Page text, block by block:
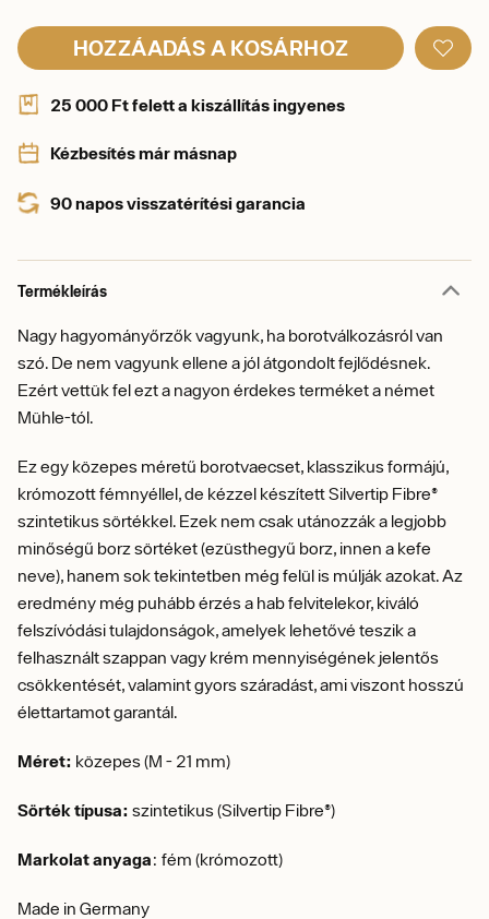
HOZZÁADÁS A KOSÁRHOZ
25 000 Ft felett a kiszállítás ingyenes
Kézbesítés már másnap
90 napos visszatérítési garancia
Termékleírás
Nagy hagyományőrzők vagyunk, ha borotválkozásról van
szó. De nem vagyunk ellene a jól átgondolt fejlődésnek.
Ezért vettük fel ezt a nagyon érdekes terméket a német
Mühle-tól.
Ez egy közepes méretű borotvaecset, klasszikus formájú,
krómozott fémnyéllel, de kézzel készített Silvertip Fibre®
szintetikus sörtékkel. Ezek nem csak utánozzák a legjobb
minőségű borz sörtéket (ezüsthegyű borz, innen a kefe
neve), hanem sok tekintetben még felül is múlják azokat. Az
eredmény még puhább érzés a hab felvitelekor, kiváló
felszívódási tulajdonságok, amelyek lehetővé teszik a
felhasznált szappan vagy krém mennyiségének jelentős
csökkentését, valamint gyors száradást, ami viszont hosszú
élettartamot garantál.
Méret: közepes (M - 21 mm)
Sörték típusa: szintetikus (Silvertip Fibre®)
Markolat anyaga: fém (krómozott)
Made in Germany